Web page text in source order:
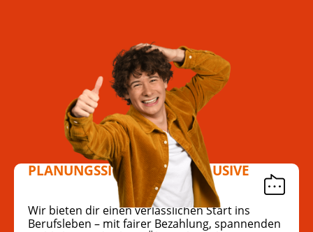
PLANUNGSSICHERHEIT INKLUSIVE
Wir bieten dir einen verlässlichen Start ins
Berufsleben – mit fairer Bezahlung, spannenden